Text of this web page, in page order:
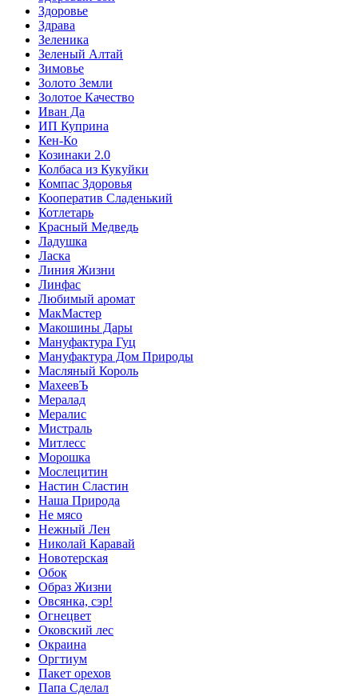
Здоровье
Здрава
Зеленика
Зеленый Алтай
Зимовье
Золото Земли
Золотое Качество
Иван Да
ИП Куприна
Кен-Ко
Козинаки 2.0
Колбаса из Кукуйки
Компас Здоровья
Кооператив Сладенький
Котлетарь
Красный Медведь
Ладушка
Ласка
Линия Жизни
Линфас
Любимый аромат
МакМастер
Макошины Дары
Мануфактура Гуц
Мануфактура Дом Природы
Масляный Король
МахеевЪ
Мералад
Мералис
Мистраль
Митлесс
Морошка
Мослецитин
Настин Сластин
Наша Природа
Не мясо
Нежный Лен
Николай Каравай
Новотерская
Обок
Образ Жизни
Овсянка, сэр!
Огнецвет
Оковский лес
Окраина
Оргтиум
Пакет орехов
Папа Сделал